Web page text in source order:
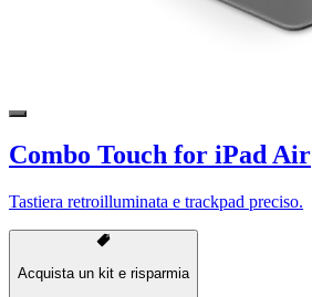
Combo Touch for iPad Air
Tastiera retroilluminata e trackpad preciso.
Acquista un kit e risparmia